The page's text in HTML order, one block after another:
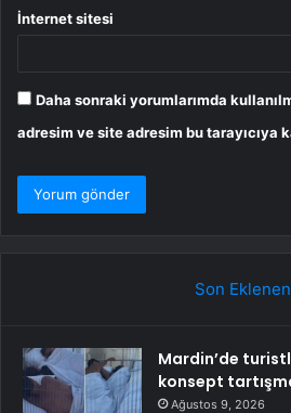
İnternet sitesi
Daha sonraki yorumlarımda
adresim ve site adresim bu tarayıcıya
Son Eklenen
Mardin’de
konsept
Ağustos 9, 2026